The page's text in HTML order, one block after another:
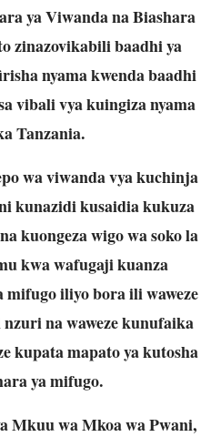
ya Viwanda na Biashara
zinazovikabili baadhi ya
nyama kwenda baadhi
vibali vya kuingiza nyama
Tanzania.
wa viwanda vya kuchinja
kunazidi kusaidia kukuza
kuongeza wigo wa soko la
kwa wafugaji kuanza
iliyo bora ili waweze
na waweze kunufaika
kupata mapato ya kutosha
ya mifugo.
Mkuu wa Mkoa wa Pwani,